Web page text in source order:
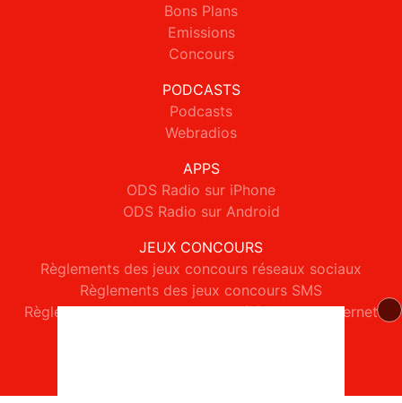
Bons Plans
Emissions
Concours
PODCASTS
Podcasts
Webradios
APPS
ODS Radio sur iPhone
ODS Radio sur Android
JEUX CONCOURS
Règlements des jeux concours réseaux sociaux
Règlements des jeux concours SMS
Règlements des jeux concours téléphone et internet